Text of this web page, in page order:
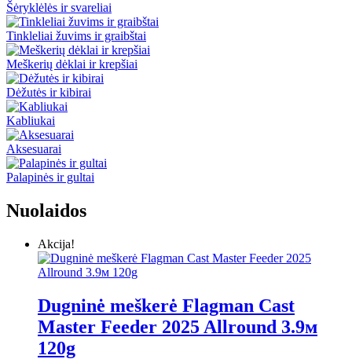
Šėryklėlės ir svareliai
Tinkleliai žuvims ir graibštai
Meškerių dėklai ir krepšiai
Dėžutės ir kibirai
Kabliukai
Aksesuarai
Palapinės ir gultai
Nuolaidos
Akcija!
Dugninė meškerė Flagman Cast
Master Feeder 2025 Allround 3.9м
120g